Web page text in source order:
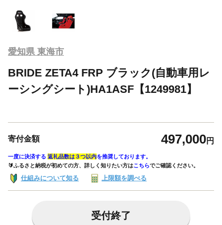
愛知県 東海市
BRIDE ZETA4 FRP ブラック(自動車用レ
ーシングシート)HA1ASF【1249981】
寄付金額 497,000円
一度に決済する 返礼品数は３つ以内を推奨しております。
🔰ふるさと納税が初めての方、詳しく知りたい方はこちらでご確認ください。
仕組みについて知る 上限額を調べる
受付終了